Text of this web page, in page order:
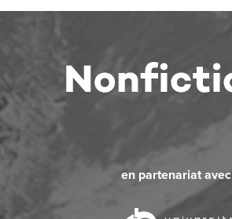
en partenariat avec